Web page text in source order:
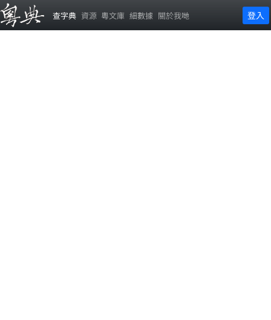
查字典 資源 粵文庫 細數據 關於我哋 登入